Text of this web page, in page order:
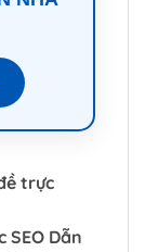
trực
SEO Dẫn